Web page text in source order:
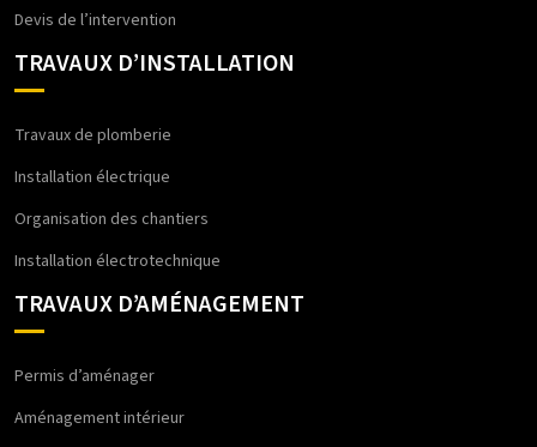
Devis de l’intervention
TRAVAUX D’INSTALLATION
Travaux de plomberie
Installation électrique
Organisation des chantiers
Installation électrotechnique
TRAVAUX D’AMÉNAGEMENT
Permis d’aménager
Aménagement intérieur